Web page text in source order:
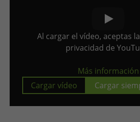
Al cargar el vídeo, aceptas
privacidad de
Más información
Cargar vídeo
Cargar